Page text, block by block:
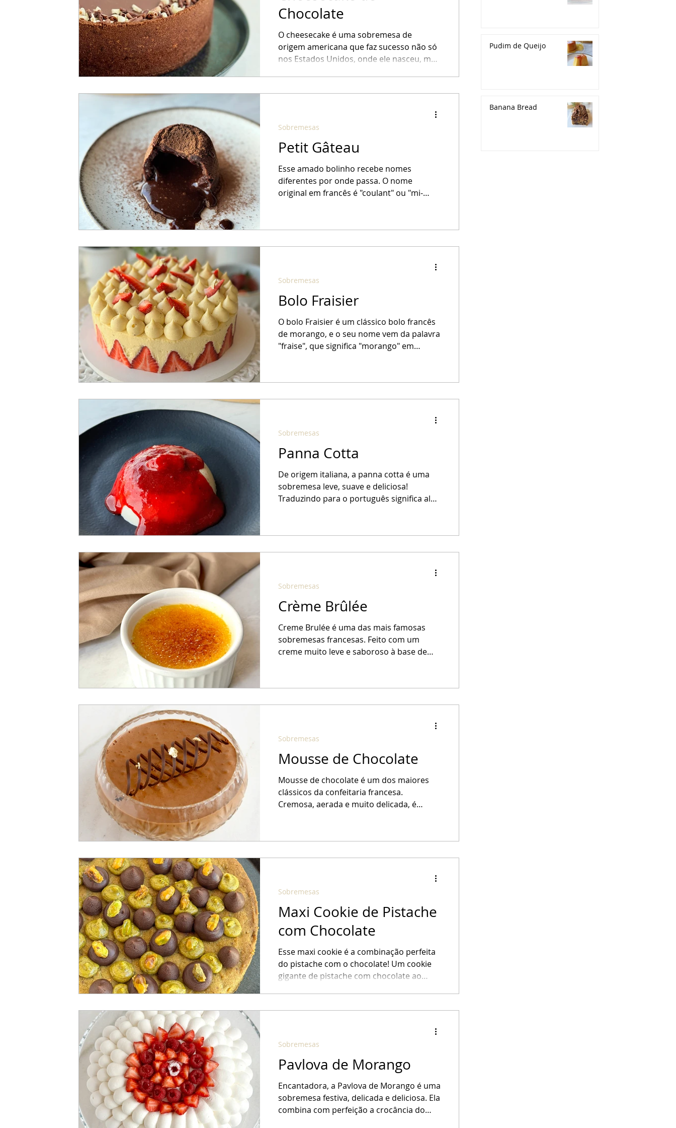
Chocolate
O cheesecake é uma sobremesa de
origem americana que faz sucesso não só
nos Estados Unidos, onde ele nasceu, mas
Petit Gâteau
Esse amado bolinho recebe nomes
diferentes por onde passa. O nome
original em francês é "coulant" ou "mi-
Sobremesas
Bolo Fraisier
O bolo Fraisier é um clássico bolo francês
de morango, e o seu nome vem da palavra
"fraise", que significa "morango" em
Sobremesas
Panna Cotta
De origem italiana, a panna cotta é uma
sobremesa leve, suave e deliciosa!
Traduzindo para o português significa algo
Sobremesas
Crème Brûlée
Creme Brulée é uma das mais famosas
sobremesas francesas. Feito com um
creme muito leve e saboroso à base de
Sobremesas
Mousse de Chocolate
Mousse de chocolate é um dos maiores
clássicos da confeitaria francesa.
Cremosa, aerada e muito delicada, é
Sobremesas
Maxi Cookie de Pistache
com Chocolate
Esse maxi cookie é a combinação perfeita
do pistache com o chocolate! Um cookie
gigante de pistache com chocolate ao
Sobremesas
Pavlova de Morango
Encantadora, a Pavlova de Morango é uma
sobremesa festiva, delicada e deliciosa. Ela
combina com perfeição a crocância do
Sobremesas
Pudim de Queijo
Banana Bread